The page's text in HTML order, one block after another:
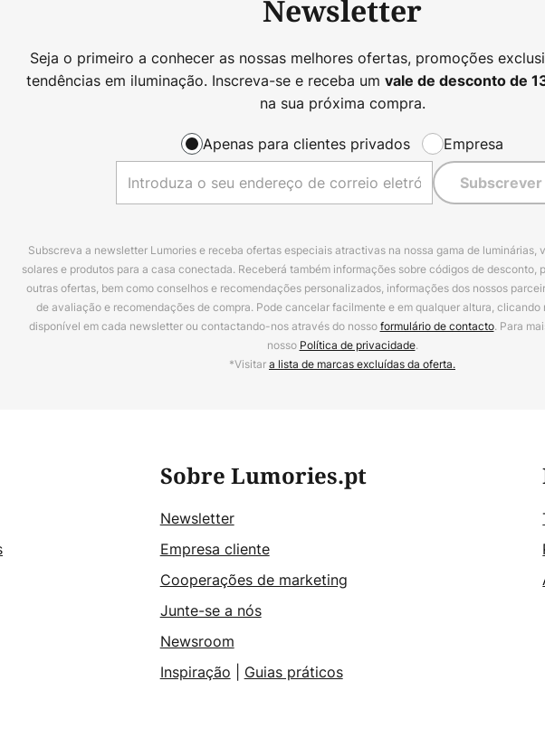
Newsletter
Seja o primeiro a conhecer as nossas melhores ofertas, promoções
tendências em iluminação. Inscreva-se e receba um vale de desconto de
na sua próxima compra.
Apenas para clientes privados Empresa
Subscrever
Subscreva a newsletter Lumories e receba ofertas especiais atractivas na nossa gama de luminárias,
solares e produtos para a casa conectada. Receberá também informações sobre códigos de desconto,
outras ofertas, bem como conselhos e recomendações personalizados, informações dos nossos
de avaliação e recomendações de compra. Pode cancelar facilmente e em qualquer altura, clicando
disponível em cada newsletter ou contactando-nos através do nossoformulário de contacto. Para
nosso Política de privacidade.
*Visitara lista de marcas excluídas da oferta.
Sobre Lumories.pt
Newsletter
Empresa cliente
Cooperações de marketing
Junte-se a nós
Newsroom
Inspiração
Guias práticos